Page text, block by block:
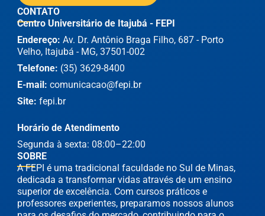
SOBRE
A FEPI é uma tradicional faculdade no Sul de Minas,
dedicada a transformar vidas através de um ensino
superior de excelência. Com cursos práticos e
professores experientes, preparamos nossos alunos
CONTATO
Centro Universitário de Itajubá - FEPI
Endereço: Av. Dr. Antônio Braga Filho, 687 - Porto
Velho, Itajubá - MG, 37501-002
Telefone: (35) 3629-8400
E-mail: comunicacao@fepi.br
Site: fepi.br
Horário de Atendimento
Segunda à sexta: 08:00–22:00